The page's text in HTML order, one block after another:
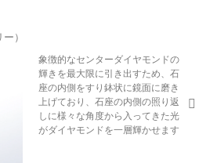
）
象徴的なセンターダイヤモンドの
輝きを最大限に引き出すため、石
座の内側をすり鉢状に鏡面に磨き
上げており、石座の内側の照り返
しに様々な角度から入ってきた光
がダイヤモンドを一層輝かせます